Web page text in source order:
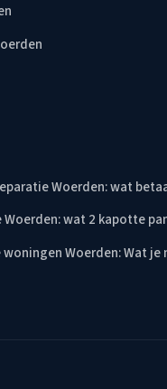
Woerden: wat
Woerden: wat 2 kapotte
Woerden: Wat